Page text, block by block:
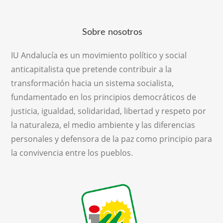
Sobre nosotros
IU Andalucía es un movimiento político y social
anticapitalista que pretende contribuir a la
transformación hacia un sistema socialista,
fundamentado en los principios democráticos de
justicia, igualdad, solidaridad, libertad y respeto por
la naturaleza, el medio ambiente y las diferencias
personales y defensora de la paz como principio para
la convivencia entre los pueblos.